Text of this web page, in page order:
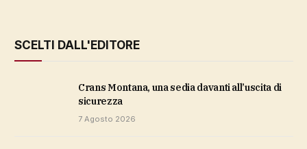
SCELTI DALL'EDITORE
Crans Montana, una sedia davanti all’uscita di
sicurezza
7 Agosto 2026